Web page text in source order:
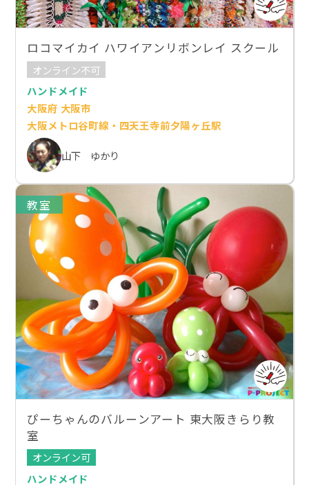
ロコマイカイ ハワイアンリボンレイ スクール
オンライン不可
ハンドメイド
大阪府 大阪市
大阪メトロ谷町線・四天王寺前夕陽ヶ丘駅
山下 ゆかり
教室
ぴーちゃんのバルーンアート 東大阪きらり教
室
オンライン可
ハンドメイド